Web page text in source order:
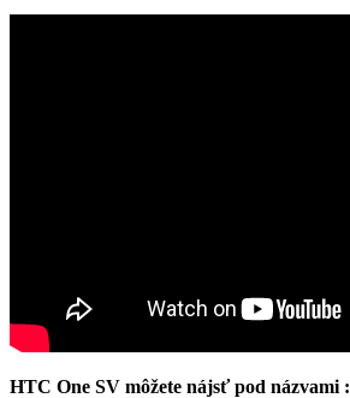
HTC One SV môžete nájsť pod názvami :